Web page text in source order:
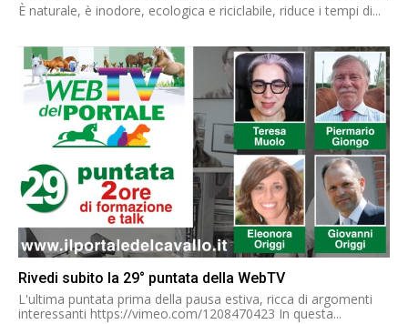
È naturale, è inodore, ecologica e riciclabile, riduce i tempi di...
Rivedi subito la 29° puntata della WebTV
L'ultima puntata prima della pausa estiva, ricca di argomenti
interessanti https://vimeo.com/1208470423 In questa...